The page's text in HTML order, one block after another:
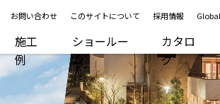
お問い合わせ このサイトについて 採用情報
施工
例
ショールー
ム
カタロ
グ